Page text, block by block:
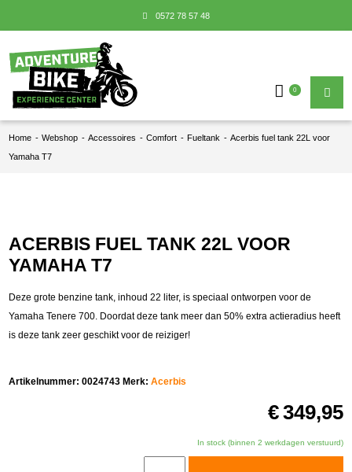
0572 78 57 48
0
Home - Webshop - Accessoires - Comfort - Fueltank - Acerbis fuel tank 22L voor
Yamaha T7
ACERBIS FUEL TANK 22L VOOR
YAMAHA T7
Artikelnummer:0024743 Merk:Acerbis
Deze grote benzine tank, inhoud 22 liter, is speciaal ontworpen voor de
Yamaha Tenere 700. Doordat deze tank meer dan 50% extra actieradius heeft
is deze tank zeer geschikt voor de reiziger!
€349,95
In stock (binnen 2 werkdagen verstuurd)